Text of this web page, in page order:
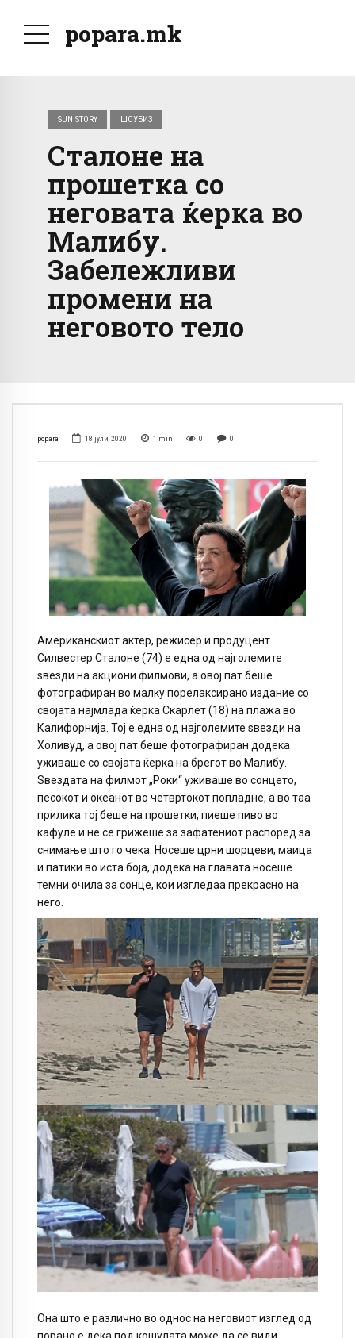
popara.mk
SUN STORY ШОУБИЗ
Сталоне на
прошетка со
неговата ќерка во
Малибу.
Забележливи
промени на
неговото тело
popara 18 јули, 2020 1 min 0 0
Американскиот актер, режисер и продуцент
Силвестер Сталоне (74) е една од најголемите
sвезди на акциони филмови, а овој пат беше
фотографиран во малку порелаксирано издание со
својата најмлада ќерка Скарлет (18) на плажа во
Калифорнија. Тој е една од најголемите sвезди на
Холивуд, а овој пат беше фотографиран додека
уживаше со својата ќерка на брегот во Малибу.
Ѕвездата на филмот „Роки“ уживаше во сонцето,
песокот и океанот во четвртокот попладне, а во таа
прилика тој беше на прошетки, пиеше пиво во
кафуле и не се грижеше за зафатениот распоред за
снимање што го чека. Носеше црни шорцеви, маица
и патики во иста боја, додека на главата носеше
темни очила за сонце, кои изгледаа прекрасно на
него.
Она што е различно во однос на неговиот изглед од